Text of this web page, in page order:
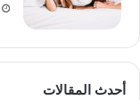
أحدث المقالات